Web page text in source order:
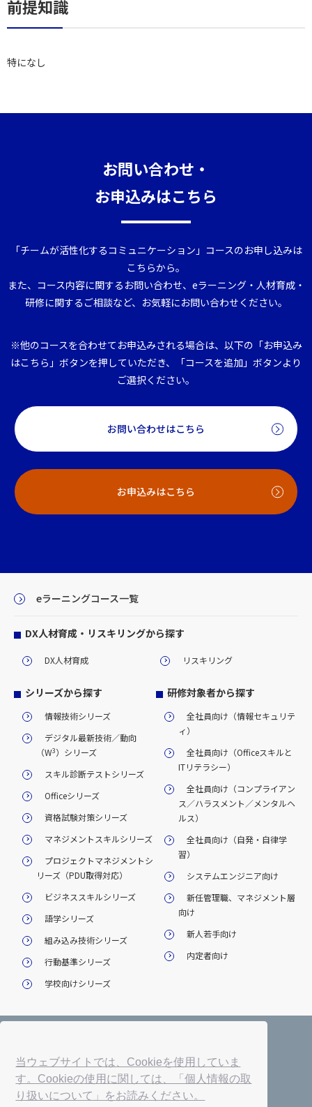
当ウェブサイトでは、Cookieを使用していま
す。Cookieの使用に関しては、「個人情報の取
り扱いについて」をお読みください。
前提知識
特になし
お問い合わせ・
お申込みはこちら
「チームが活性化するコミュニケーション」コースのお申し込みは
こちらから。
また、コース内容に関するお問い合わせ、eラーニング・人材育成・
研修に関するご相談など、お気軽にお問い合わせください。
※他のコースを合わせてお申込みされる場合は、以下の「お申込み
はこちら」ボタンを押していただき、「コースを追加」ボタンより
ご選択ください。
お問い合わせはこちら
お申込みはこちら
eラーニングコース一覧
DX人材育成・リスキリングから探す
DX人材育成 リスキリング
シリーズから探す
情報技術シリーズ
デジタル最新技術／動向
（W3）シリーズ
スキル診断テストシリーズ
Officeシリーズ
資格試験対策シリーズ
マネジメントスキルシリーズ
プロジェクトマネジメントシ
リーズ（PDU取得対応）
ビジネススキルシリーズ
語学シリーズ
組み込み技術シリーズ
行動基準シリーズ
学校向けシリーズ
研修対象者から探す
全社員向け（情報セキュリテ
ィ）
全社員向け（Officeスキルと
ITリテラシー）
全社員向け（コンプライアン
ス／ハラスメント／メンタルヘ
ルス）
全社員向け（自発・自律学
習）
システムエンジニア向け
新任管理職、マネジメント層
向け
新人若手向け
内定者向け
情報セキュリティ基本方針
法人契約約款・利用規約
個人情報保護方針
採用情報